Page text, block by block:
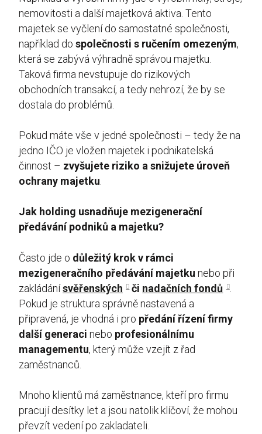
nemovitosti a další majetková aktiva. Tento
majetek se vyčlení do samostatné společnosti,
například do společnosti s ručením omezeným,
která se zabývá výhradně správou majetku.
Taková firma nevstupuje do rizikových
obchodních transakcí, a tedy nehrozí, že by se
dostala do problémů.
Pokud máte vše v jedné společnosti – tedy že na
jedno IČO je vložen majetek i podnikatelská
činnost – zvyšujete riziko a snižujete úroveň
ochrany majetku
Jak holding usnadňuje mezigenerační
předávání podniků a majetku?
Často jde o důležitý krok v rámci
mezigeneračního předávání majetku nebo při
zakládánísvěřenských či nadačních fondů .
Pokud je struktura správně nastavená a
připravená, je vhodná i pro předání řízení firmy
další generaci nebo profesionálnímu
managementu, který může vzejít z řad
zaměstnanců.
Mnoho klientů má zaměstnance, kteří pro firmu
pracují desítky let a jsou natolik klíčoví, že mohou
převzít vedení po zakladateli.